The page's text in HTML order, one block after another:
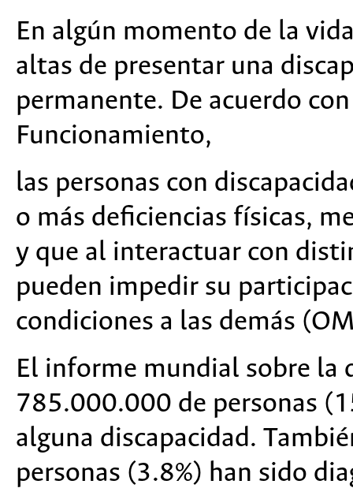
En algún momento de la
altas de presentar una
permanente. De acuerdo
Funcionamiento,
las personas con
o más deficiencias físicas,
y que al interactuar con
pueden impedir su
condiciones a las demás
El informe mundial sobre la
785.000.000 de personas
alguna discapacidad.
personas (3.8%) han sido